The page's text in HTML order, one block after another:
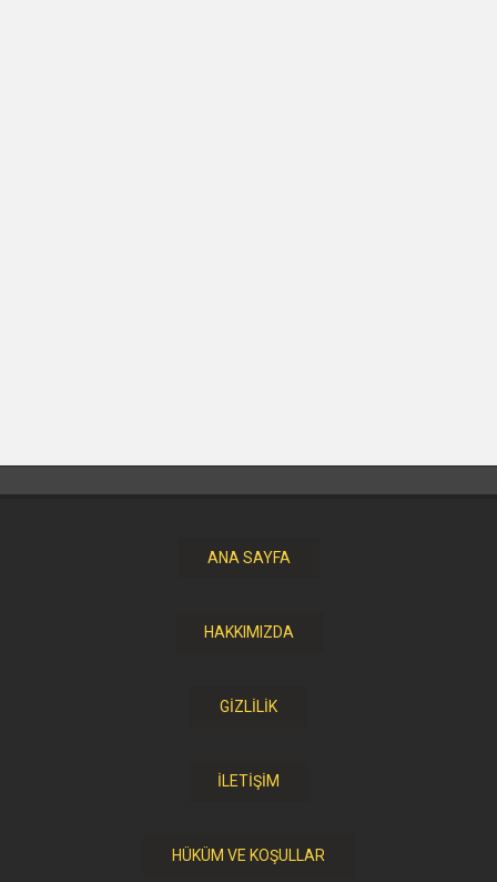
ANA SAYFA
HAKKIMIZDA
GİZLİLİK
İLETİŞİM
HÜKÜM VE KOŞULLAR